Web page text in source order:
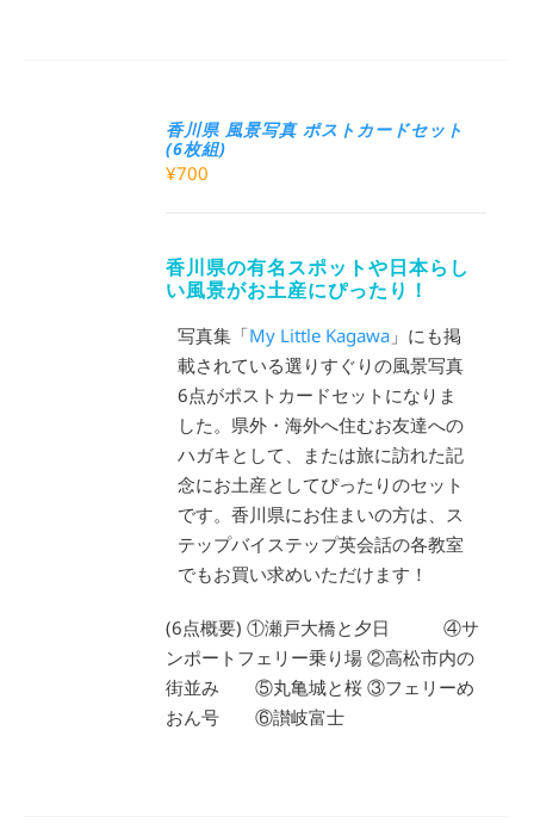
香川県 風景写真 ポストカードセット
(6枚組)
¥700
香川県の有名スポットや日本らし
い風景がお土産にぴったり！
写真集「My Little Kagawa 」にも掲
載されている選りすぐりの風景写真
6点がポストカードセットになりま
した。県外・海外へ住むお友達への
ハガキとして、または旅に訪れた記
念にお土産としてぴったりのセット
です。香川県にお住まいの方は、ス
テップバイステップ英会話の各教室
でもお買い求めいただけます！
(6点概要) ①瀬戸大橋と夕日 ④サ
ンポートフェリー乗り場 ②高松市内の
街並み ⑤丸亀城と桜 ③フェリーめ
おん号 ⑥讃岐富士